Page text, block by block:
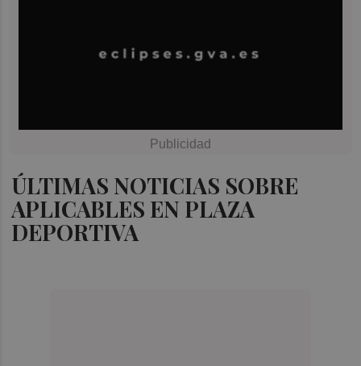
ÚLTIMAS NOTICIAS SOBRE
APLICABLES EN PLAZA
DEPORTIVA